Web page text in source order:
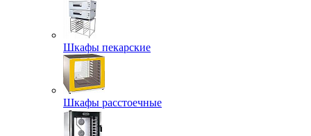
Шкафы пекарские
Шкафы расстоечные